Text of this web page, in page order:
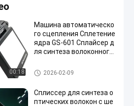
00:18
Машина автоматическо
го сцепления Сплетение
ядра GS-601 Сплайсер д
ля синтеза волоконного
Инструменты и оборудовани
е оптического волокна
2026-02-09
Сплиссер для синтеза о
птических волокон с ше